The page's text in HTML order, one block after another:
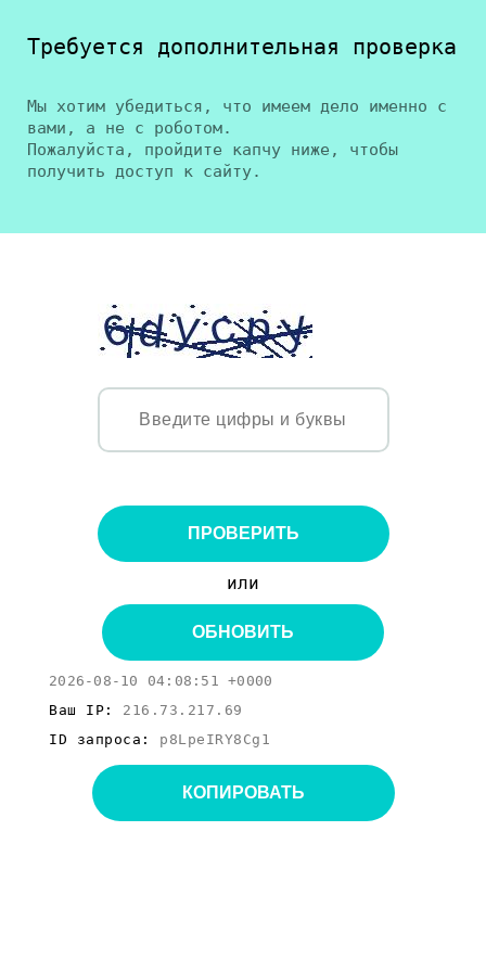
Требуется дополнительная проверка
Мы хотим убедиться, что имеем дело именно с
вами, а не с роботом.
Пожалуйста, пройдите капчу ниже, чтобы
получить доступ к сайту.
ПРОВЕРИТЬ
или
ОБНОВИТЬ
2026-08-10 04:08:51 +0000
Ваш IP: 216.73.217.69
ID запроса: p8LpeIRY8Cg1
КОПИРОВАТЬ